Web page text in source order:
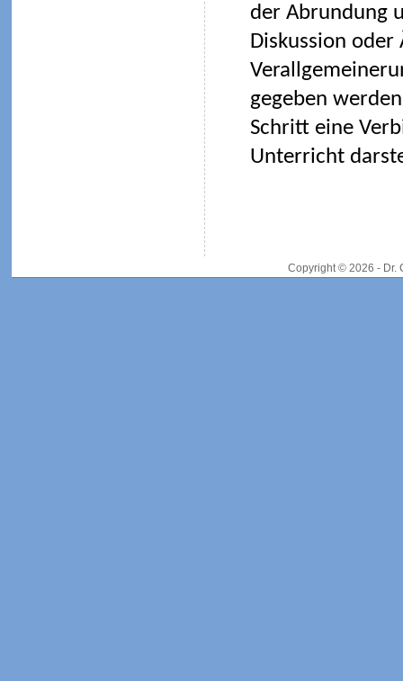
der Abrundung
Diskussion oder
gegeben
Schritt eine
Unterricht
Copyright © 2026 - Dr.